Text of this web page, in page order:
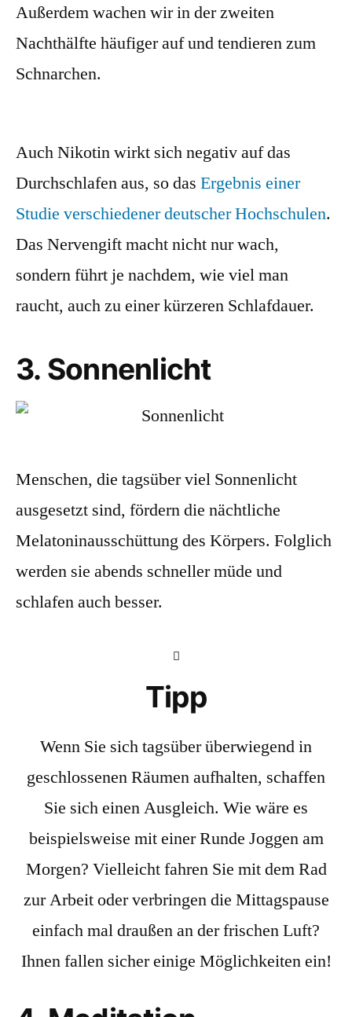
Außerdem wachen wir in der zweiten
Nachthälfte häufiger auf und tendieren zum
Schnarchen.
Auch Nikotin wirkt sich negativ auf das
Durchschlafen aus, so das Ergebnis einer
Studie verschiedener deutscher Hochschulen.
Das Nervengift macht nicht nur wach,
sondern führt je nachdem, wie viel man
raucht, auch zu einer kürzeren Schlafdauer.
3. Sonnenlicht
Menschen, die tagsüber viel Sonnenlicht
ausgesetzt sind, fördern die nächtliche
Melatoninausschüttung des Körpers. Folglich
werden sie abends schneller müde und
schlafen auch besser.
Tipp
Wenn Sie sich tagsüber überwiegend in
geschlossenen Räumen aufhalten, schaffen
Sie sich einen Ausgleich. Wie wäre es
beispielsweise mit einer Runde Joggenam
Morgen? Vielleicht fahren Sie mit dem Rad
zur Arbeit oder verbringen die Mittagspause
einfach mal draußen an der frischen Luft?
Ihnen fallen sicher einige Möglichkeiten ein!